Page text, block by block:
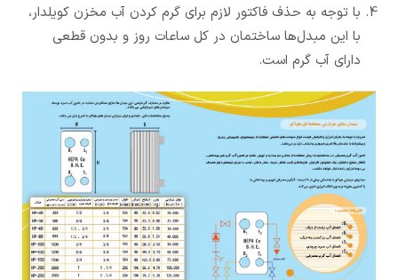
با توجه به حذف فاکتور لازم برای گرم کردن آب مخزن کویلدار،
با این مبدل‌ها ساختمان در کل ساعات روز و بدون قطعی
دارای آب گرم است.